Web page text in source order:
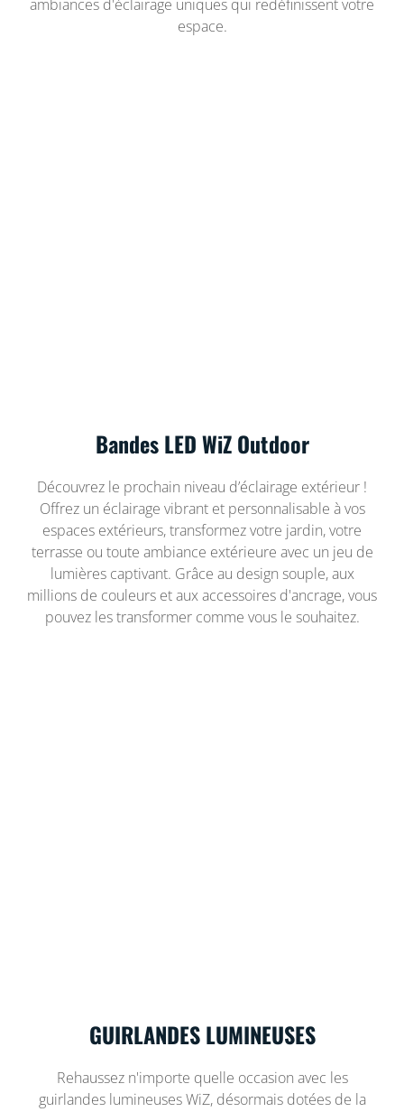
ambiances d'éclairage uniques qui redéfinissent votre
espace.
Bandes LED WiZ Outdoor
Découvrez le prochain niveau d’éclairage extérieur !
Offrez un éclairage vibrant et personnalisable à vos
espaces extérieurs, transformez votre jardin, votre
terrasse ou toute ambiance extérieure avec un jeu de
lumières captivant. Grâce au design souple, aux
millions de couleurs et aux accessoires d'ancrage, vous
pouvez les transformer comme vous le souhaitez.
GUIRLANDES LUMINEUSES
Rehaussez n'importe quelle occasion avec les
guirlandes lumineuses WiZ, désormais dotées de la